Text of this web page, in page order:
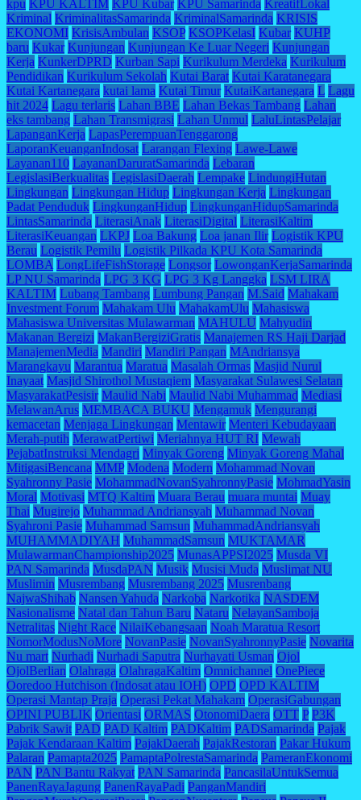
kpu KPU KALTIM KPU Kubar KPU Samarinda KreatifLokal
Kriminal KriminalitasSamarinda KriminalSamarinda KRISIS
EKONOMI KrisisAmbulan KSOP KSOPKelasI Kubar KUHP
baru Kukar Kunjungan Kunjungan Ke Luar Negeri Kunjungan
Kerja KunkerDPRD Kurban Sapi Kurikulum Merdeka Kurikulum
Pendidikan Kurikulum Sekolah Kutai Barat Kutai Karatanegara
Kutai Kartanegara kutai lama Kutai Timur KutaiKartanegara L Lagu
hit 2024 Lagu terlaris Lahan BBE Lahan Bekas Tambang Lahan
eks tambang Lahan Transmigrasi Lahan Unmul LaluLintasPelajar
LapanganKerja LapasPerempuanTenggarong
LaporanKeuanganIndosat Larangan Flexing Lawe-Lawe
Layanan110 LayananDaruratSamarinda Lebaran
LegislasiBerkualitas LegislasiDaerah Lempake LindungiHutan
Lingkungan Lingkungan Hidup Lingkungan Kerja Lingkungan
Padat Penduduk LingkunganHidup LingkunganHidupSamarinda
LintasSamarinda LiterasiAnak LiterasiDigital LiterasiKaltim
LiterasiKeuangan LKPJ Loa Bakung Loa janan Ilir Logistik KPU
Berau Logistik Pemilu Logistik Pilkada KPU Kota Samarinda
LOMBA LongLifeFishStorage Longsor LowonganKerjaSamarinda
LP NU Samarinda LPG 3 KG LPG 3 Kg Langgka LSM LIRA
KALTIM Lubang Tambang Lumbung Pangan M.Said Mahakam
Investment Forum Mahakam Ulu MahakamUlu Mahasiswa
Mahasiswa Universitas Mulawarman MAHULU Mahyudin
Makanan Bergizi MakanBergiziGratis Manajemen RS Haji Darjad
ManajemenMedia Mandiri Mandiri Pangan MAndriansya
Marangkayu Marantua Maratua Masalah Ormas Masjid Nurul
Inayaat Masjid Shirothol Mustaqiem Masyarakat Sulawesi Selatan
MasyarakatPesisir Maulid Nabi Maulid Nabi Muhammad Mediasi
MelawanArus MEMBACA BUKU Mengamuk Mengurangi
kemacetan Menjaga Lingkungan Mentawir Menteri Kebudayaan
Merah-putih MerawatPertiwi Meriahnya HUT RI Mewah
PejabatInstruksi Mendagri Minyak Goreng Minyak Goreng Mahal
MitigasiBencana MMP Modena Modern Mohammad Novan
Syahronny Pasie MohammadNovanSyahronnyPasie MohmadYasin
Moral Motivasi MTQ Kaltim Muara Berau muara muntai Muay
Thai Mugirejo Muhammad Andriansyah Muhammad Novan
Syahroni Pasie Muhammad Samsun MuhammadAndriansyah
MUHAMMADIYAH MuhammadSamsun MUKTAMAR
MulawarmanChampionship2025 MunasAPPSI2025 Musda VI
PAN Samarinda MusdaPAN Musik Musisi Muda Muslimat NU
Muslimin Musrembang Musrembang 2025 Musrenbang
NajwaShihab Nansen Yahuda Narkoba Narkotika NASDEM
Nasionalisme Natal dan Tahun Baru Nataru NelayanSamboja
Netralitas Night Race NilaiKebangsaan Noah Maratua Resort
NomorModusNoMore NovanPasie NovanSyahronnyPasie Novarita
Nu mart Nurhadi Nurhadi Saputra Nurhayati Usman Ojol
OjolBerlian Olahraga OlahragaKaltim Omnichannel OnePiece
Ooredoo Hutchison (Indosat atau IOH) OPD OPD KALTIM
Operasi Mantap Praja Operasi Pekat Mahakam OperasiGabungan
OPINI PUBLIK Orientasi ORMAS OtonomiDaera OTT P P3K
Pabrik Sawit PAD PAD Kaltim PADKaltim PADSamarinda Pajak
Pajak Kendaraan Kaltim PajakDaerah PajakRestoran Pakar Hukum
Palaran Pamapta2025 PamaptaPolrestaSamarinda PameranEkonomi
PAN PAN Bantu Rakyat PAN Samarinda PancasilaUntukSemua
PanenRayaJagung PanenRayaPadi PanganMandiri